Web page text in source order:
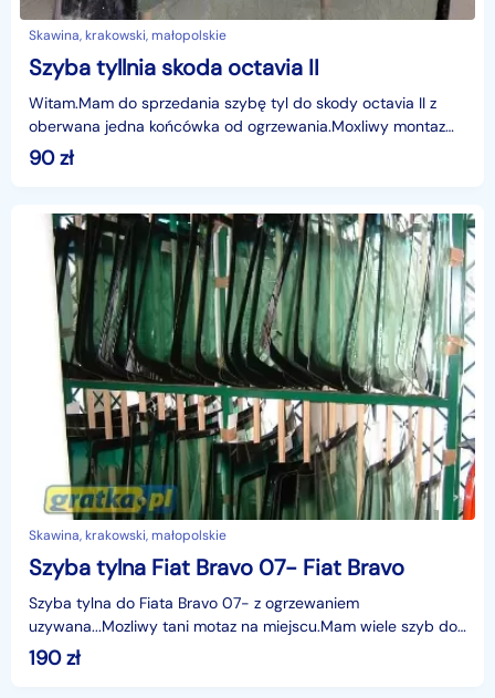
Skawina, krakowski, małopolskie
Szyba tyllnia skoda octavia II
Witam.Mam do sprzedania szybę tyl do skody octavia II z
oberwana jedna końcówka od ogrzewania.Moxliwy montaz
na miejscu. Kontakt tylko telefoniczny
90zł
Skawina, krakowski, małopolskie
Szyba tylna Fiat Bravo 07- Fiat Bravo
Szyba tylna do Fiata Bravo 07- z ogrzewaniem
uzywana...Mozliwy tani motaz na miejscu.Mam wiele szyb do
roznych marek i modeli....tel.12 276 84 60
190zł